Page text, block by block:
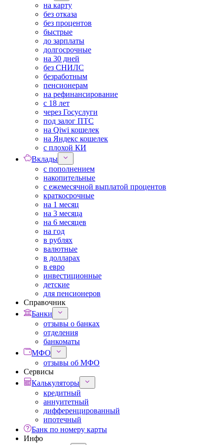
на карту
без отказа
без процентов
быстрые
до зарплаты
долгосрочные
на 30 дней
без СНИЛС
безработным
пенсионерам
на рефинансирование
с 18 лет
через Госуслуги
под залог ПТС
на Qiwi кошелек
на Яндекс кошелек
с плохой КИ
Вклады
с пополнением
накопительные
с ежемесячной выплатой процентов
краткосрочные
на 1 месяц
на 3 месяца
на 6 месяцев
на год
в рублях
валютные
в долларах
в евро
инвестиционные
детские
для пенсионеров
Справочник
Банки
отзывы о банках
отделения
банкоматы
МФО
отзывы об МФО
Сервисы
Калькуляторы
кредитный
аннуитетный
дифференцированный
ипотечный
Банк по номеру карты
Инфо